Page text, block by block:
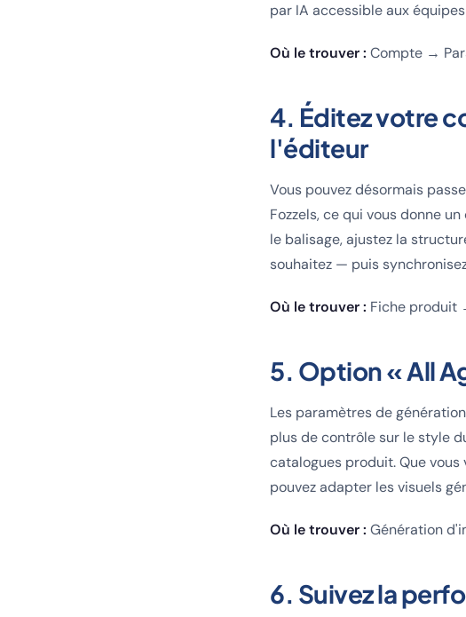
par IA accessible aux
Où le trouver : Compte →
4. Éditez votre
l'éditeur
Vous pouvez désormais
Fozzels, ce qui vous donne
le balisage, ajustez la
souhaitez — puis
Où le trouver : Fiche produit
5. Option « All
Les paramètres de
plus de contrôle sur le style
catalogues produit. Que
pouvez adapter les visuels
Où le trouver : Génération
6. Suivez la